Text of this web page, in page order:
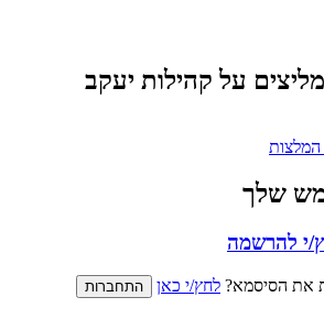
על קהילות יעקב
המלצות
שלך
י להרשמה
את הסיסמא? לחץ/י כאן התחברות